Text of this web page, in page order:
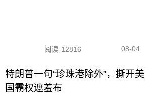
阅读 12816 08-04
特朗普一句“珍珠港除外”，撕开美
国霸权遮羞布